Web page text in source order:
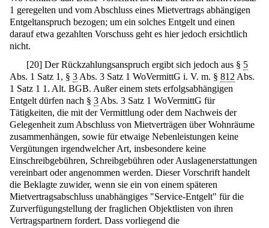
1 geregelten und vom Abschluss eines Mietvertrags abhängigen
Entgeltanspruch bezogen; um ein solches Entgelt und einen
darauf etwa gezahlten Vorschuss geht es hier jedoch ersichtlich
nicht.
[20] Der Rückzahlungsanspruch ergibt sich jedoch aus § 5
Abs. 1 Satz 1, § 3 Abs. 3 Satz 1 WoVermittG i. V. m. § 812 Abs.
1 Satz 1 1. Alt. BGB. Außer einem stets erfolgsabhängigen
Entgelt dürfen nach § 3 Abs. 3 Satz 1 WoVermittG für
Tätigkeiten, die mit der Vermittlung oder dem Nachweis der
Gelegenheit zum Abschluss von Mietverträgen über Wohnräume
zusammenhängen, sowie für etwaige Nebenleistungen keine
Vergütungen irgendwelcher Art, insbesondere keine
Einschreibgebühren, Schreibgebühren oder Auslagenerstattungen
vereinbart oder angenommen werden. Dieser Vorschrift handelt
die Beklagte zuwider, wenn sie ein von einem späteren
Mietvertragsabschluss unabhängiges "Service-Entgelt" für die
Zurverfügungstellung der fraglichen Objektlisten von ihren
Vertragspartnern fordert. Dass vorliegend die